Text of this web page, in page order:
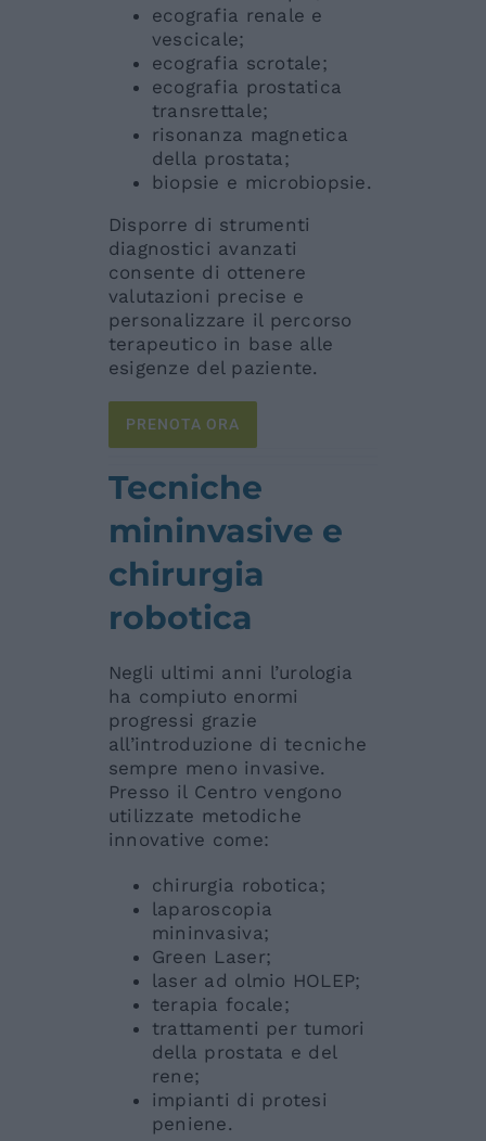
ecografia renale e
vescicale;
ecografia scrotale;
ecografia prostatica
transrettale;
risonanza magnetica
della prostata;
biopsie e microbiopsie.
Disporre di strumenti
diagnostici avanzati
consente di ottenere
valutazioni precise e
personalizzare il percorso
terapeutico in base alle
esigenze del paziente.
PRENOTA ORA
Tecniche
mininvasive e
chirurgia
robotica
Negli ultimi anni l’urologia
ha compiuto enormi
progressi grazie
all’introduzione di tecniche
sempre meno invasive.
Presso il Centro vengono
utilizzate metodiche
innovative come:
chirurgia robotica;
laparoscopia
mininvasiva;
Green Laser;
laser ad olmio HOLEP;
terapia focale;
trattamenti per tumori
della prostata e del
rene;
impianti di protesi
peniene.